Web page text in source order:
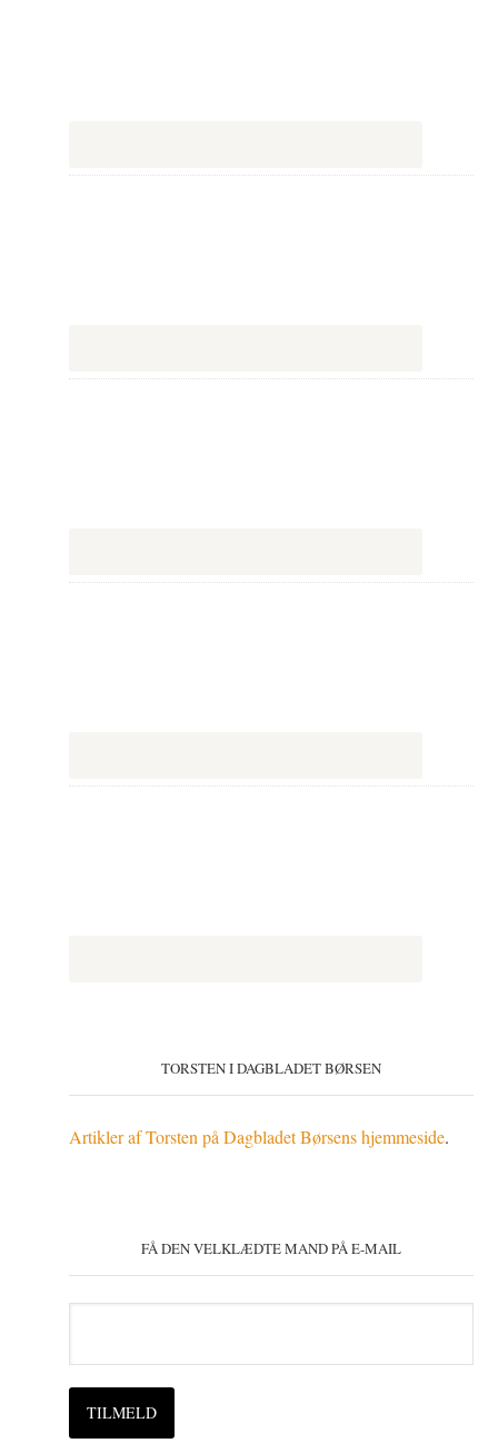
TORSTEN I DAGBLADET BØRSEN
Artikler af Torsten på Dagbladet Børsens hjemmeside.
FÅ DEN VELKLÆDTE MAND PÅ E-MAIL